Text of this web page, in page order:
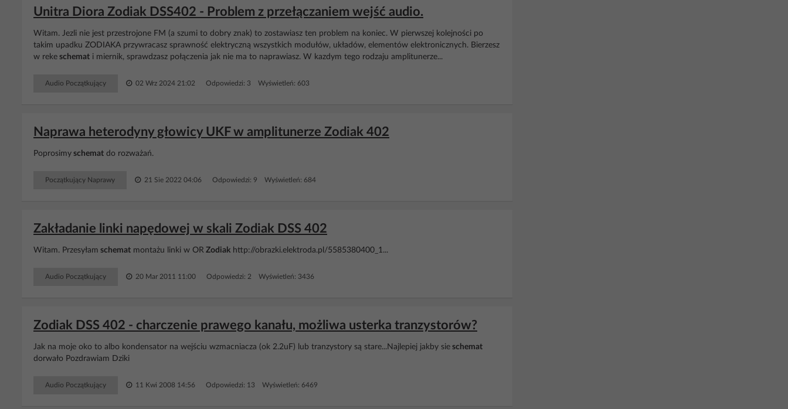
Unitra Diora Zodiak DSS402 - Problem z przełączaniem wejść audio.
Witam. Jezli nie jest przestrojone FM (a szumi to dobry znak) to zostawiasz ten problem na koniec. W pierwszej kolejności po
takim upadku ZODIAKA przywracasz sprawność elektryczną wszystkich modułów, układów, elementów elektronicznych. Bierzesz
w reke schemat i miernik, sprawdzasz połączenia jak nie ma to naprawiasz. W kazdym tego rodzaju amplitunerze...
Audio Początkujący 02 Wrz 2024 21:02 Odpowiedzi: 3 Wyświetleń: 603
Naprawa heterodyny głowicy UKF w amplitunerze Zodiak 402
Poprosimy schemat do rozważań.
Początkujący Naprawy 21 Sie 2022 04:06 Odpowiedzi: 9 Wyświetleń: 684
Zakładanie linki napędowej w skali Zodiak DSS 402
Witam. Przesyłam schemat montażu linki w OR Zodiak http://obrazki.elektroda.pl/5585380400_1...
Audio Początkujący 20 Mar 2011 11:00 Odpowiedzi: 2 Wyświetleń: 3436
Zodiak DSS 402 - charczenie prawego kanału, możliwa usterka tranzystorów?
Jak na moje oko to albo kondensator na wejściu wzmacniacza (ok 2.2uF) lub tranzystory są stare...Najlepiej jakby sie schemat
dorwało Pozdrawiam Dziki
Audio Początkujący 11 Kwi 2008 14:56 Odpowiedzi: 13 Wyświetleń: 6469